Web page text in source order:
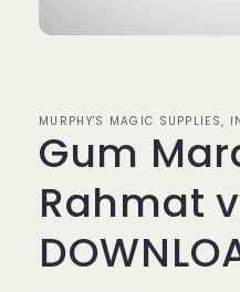
で
メ
デ
ア
(1)
を
開
MURPHY'S MAGIC SUPPLIES,
Gum
Rahmat